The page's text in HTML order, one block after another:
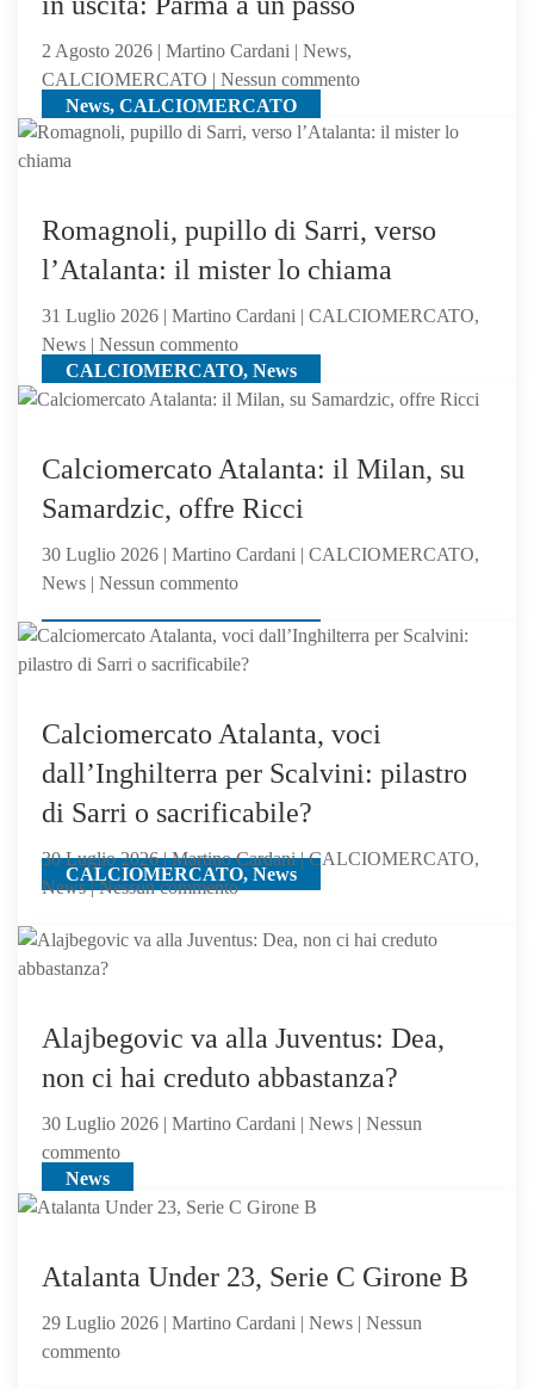
News, CALCIOMERCATO
2 Agosto 2026 | Martino Cardani | News,
CALCIOMERCATO | Nessun commentosu
Atalanta,
in
uscita:
Parma
passo
CALCIOMERCATO, News
Romagnoli, pupillo di Sarri, verso
l’Atalanta: il mister lo chiama
31 Luglio 2026 | Martino Cardani | CALCIOMERCATO,
News | Nessun commentosu
Romagnoli,
pupillo
Sarri,
l’Atalanta:
il
chiama
CALCIOMERCATO, News
Calciomercato Atalanta: il Milan, su
Samardzic, offre Ricci
30 Luglio 2026 | Martino Cardani | CALCIOMERCATO,
News | Nessun commentosu
Atalanta:
il
su
Samardzic,
offre
Ricci
CALCIOMERCATO, News
Calciomercato Atalanta, voci
dall’Inghilterra per Scalvini: pilastro
di Sarri o sacrificabile?
30 Luglio 2026 | Martino Cardani | CALCIOMERCATO,
News | Nessun commentosu
Atalanta,
per
pilastro
di
sacrificabile?
News
Alajbegovic va alla Juventus: Dea,
non ci hai creduto abbastanza?
30 Luglio 2026 | Martino Cardani | News | Nessun
commentosu
va
Juventus:
non
ci
Atalanta Under 23, Serie C Girone B
29 Luglio 2026 | Martino Cardani | News | Nessun
commentosu